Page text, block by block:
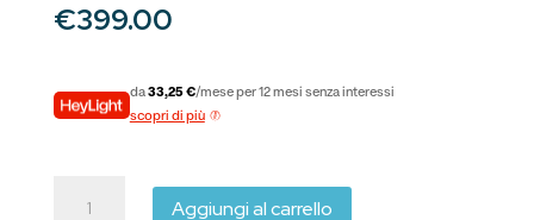
€399.00
da33,25 €/mese per 12 mesi senza interessi
scopri di più
Aggiungi al carrello